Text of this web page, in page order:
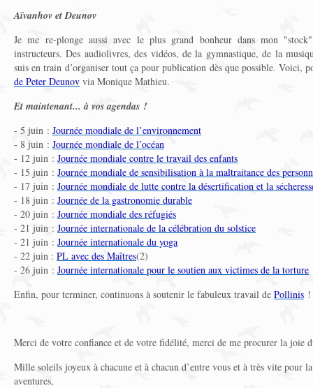
Aïvanhov et Deunov
Je me re-plonge aussi avec le plus grand bonheur dans mon
instructeurs. Des audiolivres, des vidéos, de la gymnastique, de la
suis en train d’organiser tout ça pour publication dès que possible. Voici,
de Peter Deunov via Monique Mathieu.
Et maintenant... à vos agendas !
- 5 juin : Journée mondiale de l’environnement
- 8 juin : Journée mondiale de l’océan
- 12 juin : Journée mondiale contre le travail des enfants
- 15 juin : Journée mondiale de sensibilisation à la maltraitance des
- 17 juin : Journée mondiale de lutte contre la désertification et la
- 18 juin : Journée de la gastronomie durable
- 20 juin : Journée mondiale des réfugiés
- 21 juin : Journée internationale de la célébration du solstice
- 21 juin : Journée internationale du yoga
- 22 juin : PL avec des Maîtres(2)
- 26 juin : Journée internationale pour le soutien aux victimes de la torture
Enfin, pour terminer, continuons à soutenir le fabuleux travail de Pollinis !
Merci de votre confiance et de votre fidélité, merci de me procurer la joie
Mille soleils joyeux à chacune et à chacun d’entre vous et à très vite pour
aventures,